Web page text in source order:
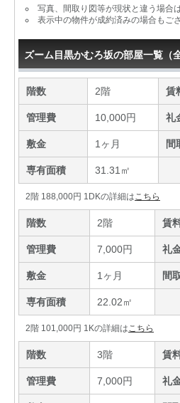
写真、間取り図等が現状と違う場合
表示中の物件が成約済みの場合もご
ズーム目黒かむろ坂の部屋一覧（
階数 2階 賃
管理費 10,000円 礼
敷金 1ヶ月 間
専有面積 31.31㎡
2階 188,000円 1DKの詳細は こちら
階数 2階 賃
管理費 7,000円 礼
敷金 1ヶ月 間
専有面積 22.02㎡
2階 101,000円 1Kの詳細は こちら
階数 3階 賃
管理費 7,000円 礼